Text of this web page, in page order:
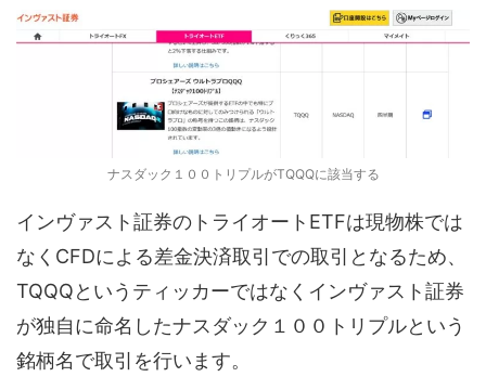
ナスダック１００トリプルがTQQQに該当する
インヴァスト証券のトライオートETFは現物株では
なくCFDによる差金決済取引での取引となるため、
TQQQというティッカーではなくインヴァスト証券
が独自に命名したナスダック１００トリプルという
銘柄名で取引を行います。